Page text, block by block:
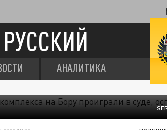
АНАЛИТИКА